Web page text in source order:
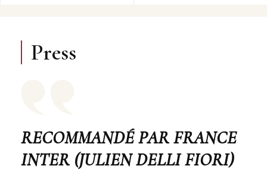
Press
RECOMMANDÉ PAR FRANCE
INTER (JULIEN DELLI FIORI)